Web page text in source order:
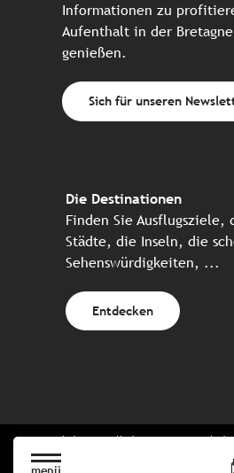
Informationen zu
Aufenthalt in der
genießen.
Sich für unseren
Die Destinationen
Finden Sie Ausflugsziele,
Städte, die Inseln, die
Sehenswürdigkeiten, ...
Entdecken
Website erstellt in